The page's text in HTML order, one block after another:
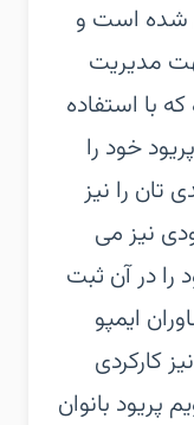
شده است و
مدیریت
با استفاده
خود را
تان را نیز
نیز می
را در آن ثبت
ایمپو
کارکردی
پریود بانوان